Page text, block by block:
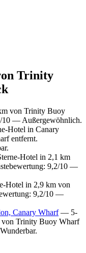
Trinity
von Trinity Buoy
10 — Außergewöhnlich.
Hotel in Canary
entfernt.
Hotel in 2,1 km
9,2/10 —
Hotel in 2,9 km von
9,2/10 —
Canary Wharf— 5-
von Trinity Buoy Wharf